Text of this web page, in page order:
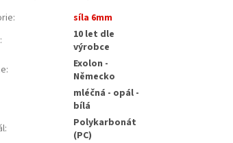
:
síla 6mm
:
10 let dle
výrobce
:
Exolon -
Německo
mléčná - opál -
bílá
:
Polykarbonát
(PC)